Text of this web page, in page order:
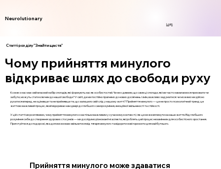
Neurolutionary
Login
Статті розділу "Знайти щастя"
Чому прийняття минулого
відкриває шлях до свободи руху
Кожен з нас має свій власний набір спогадів, які формують нас як особистостей. Чи не є дивним, що саме ці спогади, які ми часто намагаємося приховати чи
забути, можуть стати ключем до нашої свободи? У світі, де ми постійно прагнемо до нових досягнень і змін, важливо задуматися: чи можемо ми дійсно
рухатися вперед, не оцінивши та не прийнявши те, що залишило свій слід у нашому житті? Прийняття минулого — це не просто психологічний тренд; це
життєво важливий процес, який відкриває нам двері до глибшого саморозуміння, емоційної звільненості та стійкості.
У цій статті ми розглянемо, чому прийняття минулого є настільки важливим у сучасному контексті, і як це може вплинути на наше життя. Від глибшого
розуміння себе до створення здорових стосунків — ми дослідимо різноманітні аспекти, які роблять цей процес незамінним для особистісного зростання.
Приготуйтеся до подорожі, яка допоможе вам звільнитися від тягаря минулого та відкрити нові горизонти для майбутнього.
Прийняття минулого може здаватися